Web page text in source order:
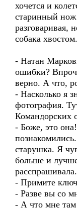
хочется и
старинный нож
разговаривая,
собака хвостом.
- Натан
ошибки?
верно. А что,
- Насколько я
фотография.
Командорских
- Боже, это
старушка. Я
больше и
расспрашивала.
- Примите
- Разве вы со
- А что мне там